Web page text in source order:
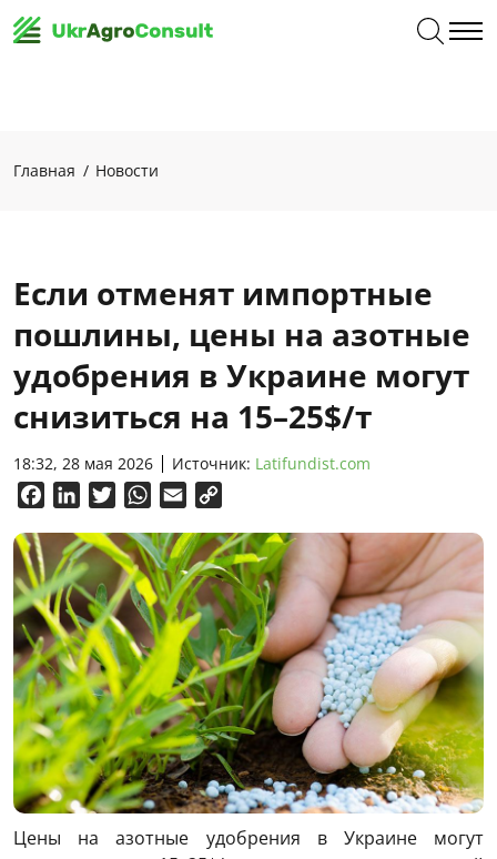
Главная Новости
Если отменят импортные
пошлины, цены на азотные
удобрения в Украине могут
снизиться на 15–25$/т
18:32, 28 мая 2026 Источник: Latifundist.com
FacebookLinkedInTwitterWhatsApp
Email
Цены на азотные удобрения в Украине могут